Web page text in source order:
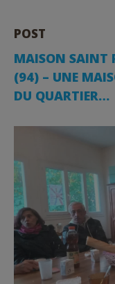
POST
MAISON SAINT
(94) – UNE
DU QUARTIER…